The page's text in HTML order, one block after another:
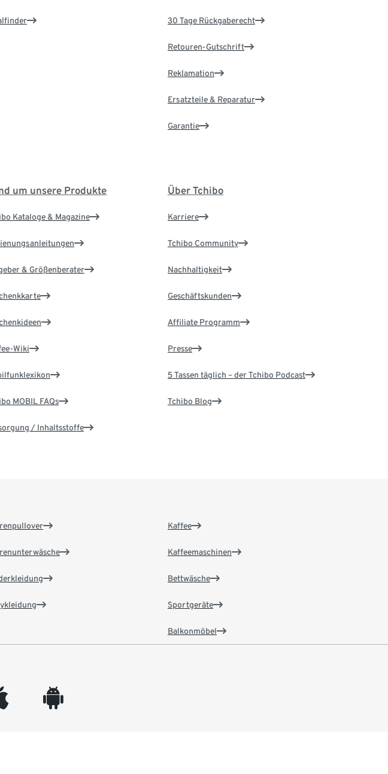
30 Tage Rückgaberecht
Retouren-Gutschrift
Reklamation
Ersatzteile & Reparatur
Garantie
um unsere Produkte
Kataloge & Magazine
& Größenberater
Wiki
MOBIL FAQs
/ Inhaltsstoffe
Über Tchibo
Karriere
Tchibo Community
Nachhaltigkeit
Geschäftskunden
Affiliate Programm
Presse
5 Tassen täglich – der Tchibo Podcast
Tchibo Blog
Kaffee
Kaffeemaschinen
Bettwäsche
Sportgeräte
Balkonmöbel
android